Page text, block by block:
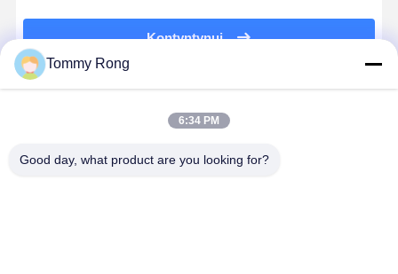
Kontyntynuj
Tommy Rong
6:34 PM
Good day, what product are you looking for?